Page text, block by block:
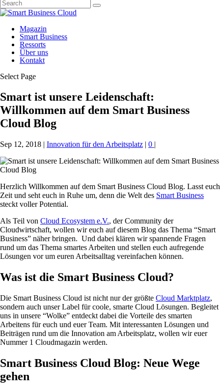
Magazin
Smart Business
Ressorts
Über uns
Kontakt
Select Page
Smart ist unsere Leidenschaft:
Willkommen auf dem Smart Business
Cloud Blog
Sep 12, 2018 | Innovation für den Arbeitsplatz | 0 |
Herzlich Willkommen auf dem Smart Business Cloud Blog. Lasst euch
Zeit und seht euch in Ruhe um, denn die Welt des Smart Business
steckt voller Potential.
Als Teil von Cloud Ecosystem e.V., der Community der
Cloudwirtschaft, wollen wir euch auf diesem Blog das Thema “Smart
Business” näher bringen. Und dabei klären wir spannende Fragen
rund um das Thema smartes Arbeiten und stellen euch aufregende
Lösungen vor um euren Arbeitsalltag vereinfachen können.
Was ist die Smart Business Cloud?
Die Smart Business Cloud ist nicht nur der größte Cloud Marktplatz,
sondern auch unser Label für coole, smarte Cloud Lösungen. Begleitet
uns in unsere “Wolke” entdeckt dabei die Vorteile des smarten
Arbeitens für euch und euer Team. Mit interessanten Lösungen und
Beiträgen rund um die Innovation am Arbeitsplatz, wollen wir euer
Nummer 1 Cloudmagazin werden.
Smart Business Cloud Blog: Neue Wege
gehen